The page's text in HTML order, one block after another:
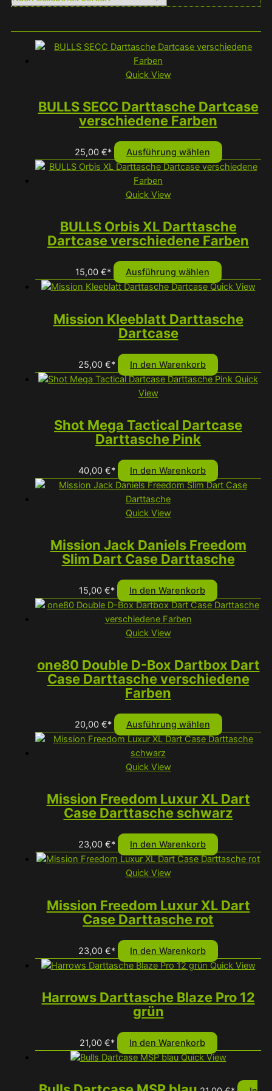
Quick View
BULLS SECC Darttasche Dartcase
verschiedene Farben
25,00 €* Ausführung wählen
Produkt
auf.
Die
Optionen
können
auf
der
gewählt
Quick View
BULLS Orbis XL Darttasche
Dartcase verschiedene Farben
15,00 €* Ausführung wählen
Produkt
mehrere
Varianten
Optionen
können
Produktseite
Quick View
Mission Kleeblatt Darttasche
Dartcase
25,00 €*
In den Warenkorb
Quick
View
Shot Mega Tactical Dartcase
Darttasche Pink
40,00 €* In den Warenkorb
Quick View
Mission Jack Daniels Freedom
Slim Dart Case Darttasche
15,00 €* In den Warenkorb
Quick View
one80 Double D-Box Dartbox Dart
Case Darttasche verschiedene
Farben
20,00 €* Ausführung wählen
Produkt
auf.
Die
Optionen
auf
der
werden
Quick View
Mission Freedom Luxur XL Dart
Case Darttasche schwarz
23,00 €* In den Warenkorb
Quick View
Mission Freedom Luxur XL Dart
Case Darttasche rot
23,00 €*
In den Warenkorb
Quick View
Harrows Darttasche Blaze Pro 12
grün
21,00 €*
In den Warenkorb
Quick View